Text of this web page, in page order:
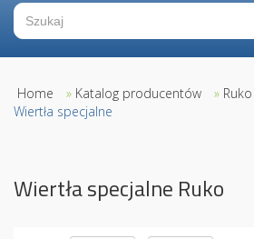
Home » Katalog producentów » Ruko
Wiertła specjalne
Wiertła specjalne Ruko